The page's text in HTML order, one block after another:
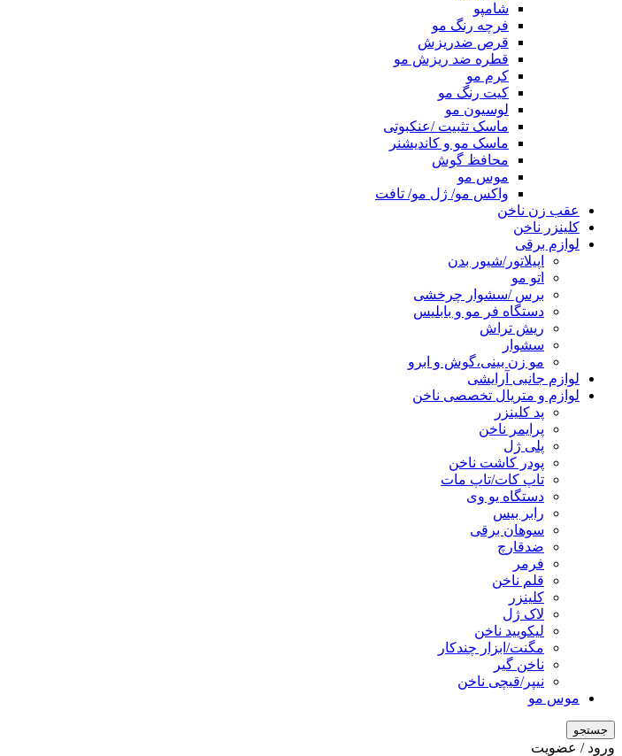
شامپو
فرچه رنگ مو
قرص ضدریزش
قطره ضد ریزش مو
کرم مو
کیت رنگ مو
لوسیون مو
ماسک تثبیت /عنکبوتی
ماسک مو و کاندیشنر
محافظ گوش
موس مو
واکس مو/ ژل مو/ تافت
عقب زن ناخن
کلینزر ناخن
لوازم برقی
اپیلاتور/شیور بدن
اتو مو
برس /سشوار چرخشی
دستگاه فر مو و بابلیس
ریش تراش
سشوار
مو زن بینی،گوش و ابرو
لوازم جانبی آرایشی
لوازم و متریال تخصصی ناخن
پد کلینزر
پرایمر ناخن
پلی ژل
پودر کاشت ناخن
تاپ کات/تاپ مات
دستگاه یو وی
رابر بیس
سوهان برقی
ضدقارچ
فرمر
قلم ناخن
کلینزر
لاک ژل
لیکوييد ناخن
مگنت/ابزار چندکار
ناخن گیر
نیپر/قیچی ناخن
موس مو
جستجو
ورود / عضویت